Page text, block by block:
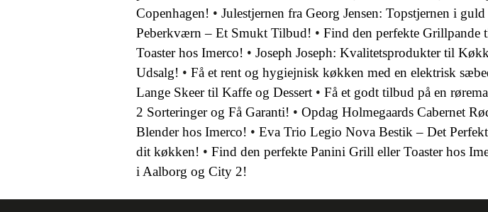
Copenhagen! • Julestjernen fra Georg Jensen: Topstjernen i
Peberkværn – Et Smukt Tilbud! • Find den perfekte Grillpande
Toaster hos Imerco! • Joseph Joseph: Kvalitetsprodukter til
Udsalg! • Få et rent og hygiejnisk køkken med en elektrisk
Lange Skeer til Kaffe og Dessert • Få et godt tilbud på en
2 Sorteringer og Få Garanti! • Opdag Holmegaards Cabernet
Blender hos Imerco! • Eva Trio Legio Nova Bestik – Det
dit køkken! • Find den perfekte Panini Grill eller Toaster hos
i Aalborg og City 2!